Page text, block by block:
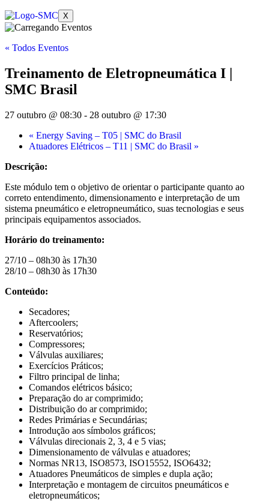
X
« Todos Eventos
Treinamento de Eletropneumática I |
SMC Brasil
27 outubro @ 08:30 - 28 outubro @ 17:30
« Energy Saving – T05 | SMC do Brasil
Atuadores Elétricos – T11 | SMC do Brasil »
Descrição:
Este módulo tem o objetivo de orientar o participante quanto ao
correto entendimento, dimensionamento e interpretação de um
sistema pneumático e eletropneumático, suas tecnologias e seus
principais equipamentos associados.
Horário do treinamento:
27/10 – 08h30 às 17h30
28/10 – 08h30 às 17h30
Conteúdo:
Secadores;
Aftercoolers;
Reservatórios;
Compressores;
Válvulas auxiliares;
Exercícios Práticos;
Filtro principal de linha;
Comandos elétricos básico;
Preparação do ar comprimido;
Distribuição do ar comprimido;
Redes Primárias e Secundárias;
Introdução aos símbolos gráficos;
Válvulas direcionais 2, 3, 4 e 5 vias;
Dimensionamento de válvulas e atuadores;
Normas NR13, ISO8573, ISO15552, ISO6432;
Atuadores Pneumáticos de simples e dupla ação;
Interpretação e montagem de circuitos pneumáticos e
eletropneumáticos;